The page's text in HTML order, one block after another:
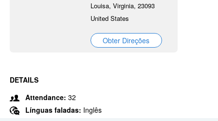
Louisa, Virginia, 23093
United States
Obter Direções
DETAILS
Attendance: 32
Línguas faladas: Inglês